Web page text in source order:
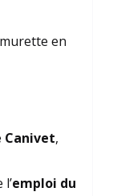
en
Canivet,
emploi du